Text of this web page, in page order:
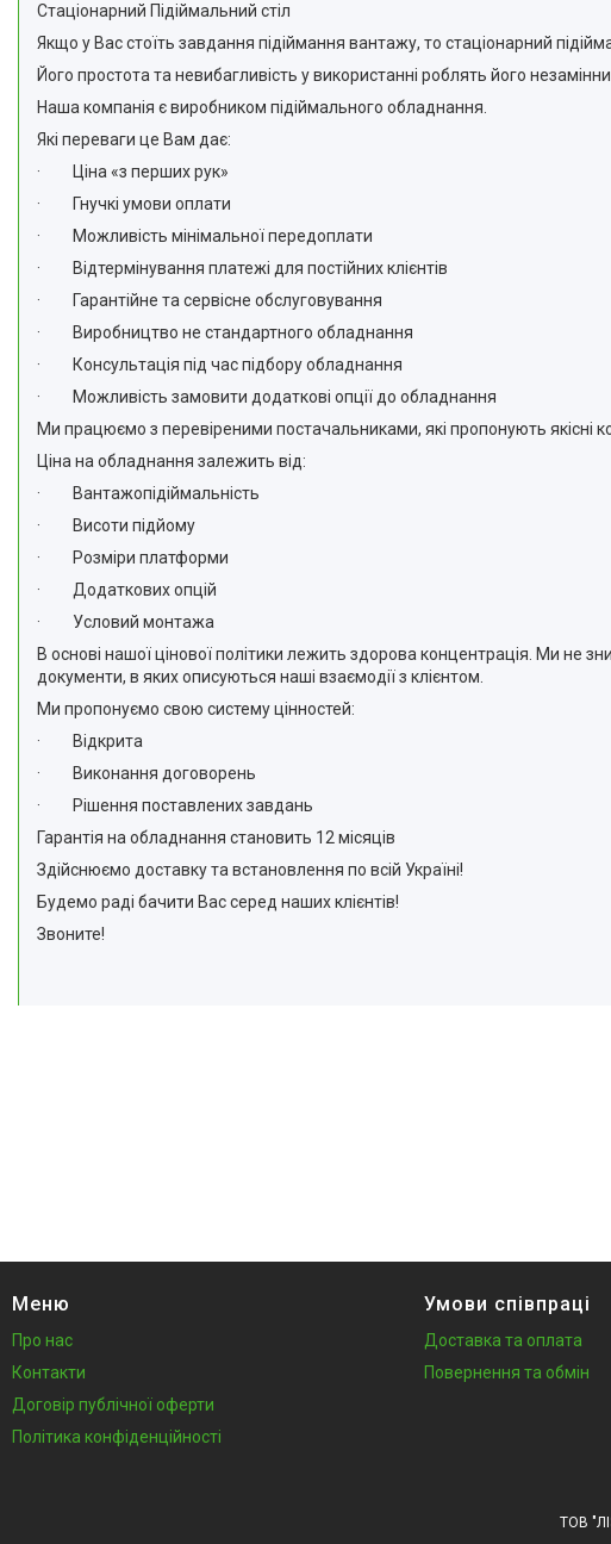
Стаціонарний Підіймальний стіл
Якщо у Вас стоїть завдання підіймання вантажу, то стаціонарний
Його простота та невибагливість у використанні роблять його
Наша компанія є виробником підіймального обладнання.
Які переваги це Вам дає:
· Ціна «з перших рук»
· Гнучкі умови оплати
· Можливість мінімальної передоплати
· Відтермінування платежі для постійних клієнтів
· Гарантійне та сервісне обслуговування
· Виробництво не стандартного обладнання
· Консультація під час підбору обладнання
· Можливість замовити додаткові опції до обладнання
Ми працюємо з перевіреними постачальниками, які пропонують якісні
Ціна на обладнання залежить від:
· Вантажопідіймальність
· Висоти підйому
· Розміри платформи
· Додаткових опцій
· Условий монтажа
В основі нашої цінової політики лежить здорова концентрація. Ми не
документи, в яких описуються наші взаємодії з клієнтом.
Ми пропонуємо свою систему цінностей:
· Відкрита
· Виконання договорень
· Рішення поставлених завдань
Гарантія на обладнання становить 12 місяців
Здійснюємо доставку та встановлення по всій Україні!
Будемо раді бачити Вас серед наших клієнтів!
Звоните!
Меню
Про нас
Контакти
Договір публічної оферти
Політика конфіденційності
Умови співпраці
Доставка та оплата
Повернення та обмін